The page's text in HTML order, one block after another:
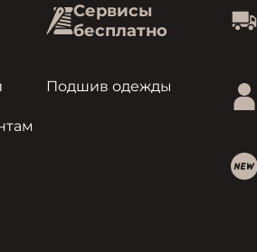
Сервисы
бесплатно
Подшив одежды